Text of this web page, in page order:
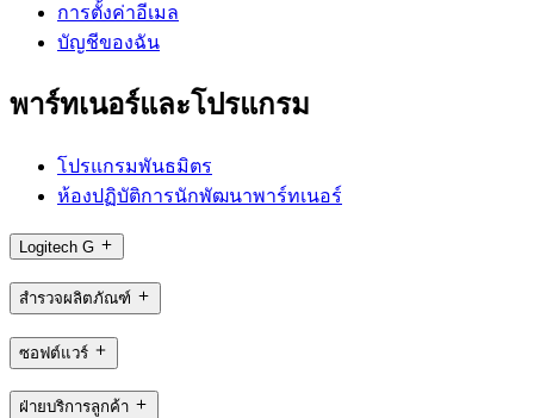
การตั้งค่าอีเมล
บัญชีของฉัน
พาร์ทเนอร์และโปรแกรม
โปรแกรมพันธมิตร
ห้องปฏิบัติการนักพัฒนาพาร์ทเนอร์
Logitech G
สำรวจผลิตภัณฑ์
ซอฟต์แวร์
ฝ่ายบริการลูกค้า